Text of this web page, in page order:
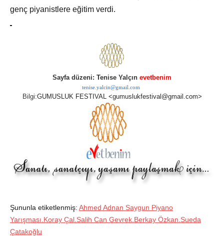
genç piyanistlere eğitim verdi.
Sayfa düzeni: Tenise Yalçın evetbenim
tenise.yalcin@gmail.com
Bilgi:GUMUSLUK FESTIVAL <gumuslukfestival@gmail.com>
Şununla etiketlenmiş: Ahmed Adnan Saygun Piyano
Yarışması.Koray Çal.Salih Can Gevrek.Berkay Özkan.Sueda
Çatakoğlu